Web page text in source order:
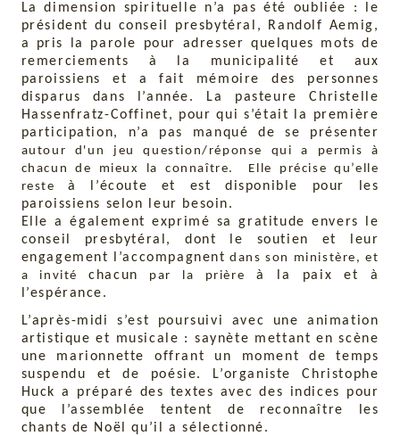
La dimension spirituelle n’a pas été oubliée : le
président du conseil presbytéral, Randolf Aemig,
a pris la parole pour adresser quelques mots de
remerciements à la municipalité et aux
paroissiens et a fait mémoire des personnes
disparus dans l’année. La pasteure Christelle
Hassenfratz-Coffinet, pour qui s’était la première
participation, n’a pas manqué de se présenter
autour d'un jeu question/réponse qui a permis à
chacun de mieux la connaître. Elle précise qu’elle
resteà l’écoute et est disponible pour les
paroissiens selon leur besoin.
Elle a également exprimé sa gratitude envers le
conseil presbytéral, dont le soutien et leur
engagement l’accompagnent dans son ministère, et
a invitéchacun par la prière
à la paix et à
l’espérance.
L’après-midi s’est poursuivi avec une animation
artistique et musicale : saynète mettant en scène
une marionnette offrant un moment de temps
suspendu et de poésie. L’organiste Christophe
Huck a préparé des textes avec des indices pour
que l’assemblée tentent de reconnaître les
chants de Noël qu’il a sélectionné.